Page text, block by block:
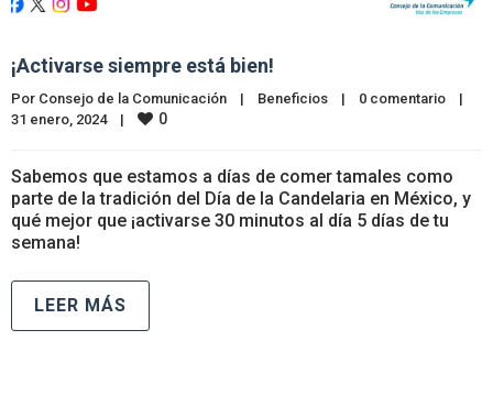
¡Activarse siempre está bien!
Por Consejo de la Comunicación | Beneficios | 0 comentario
|
31 enero, 2024 | 0
Sabemos que estamos a días de comer tamales como
parte de la tradición del Día de la Candelaria en México, y
qué mejor que ¡activarse 30 minutos al día 5 días de tu
semana!
LEER MÁS